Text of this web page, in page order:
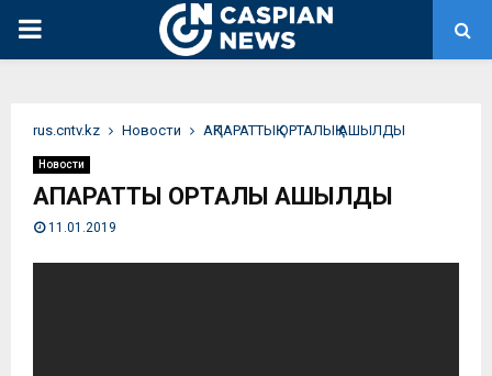
PRIMARY
rus.cntv.kz Новости АҚПАРАТТЫҚ ОРТАЛЫҚ АШЫЛДЫ
Новости
АҚПАРАТТЫҚ ОРТАЛЫҚ АШЫЛДЫ
11.01.2019